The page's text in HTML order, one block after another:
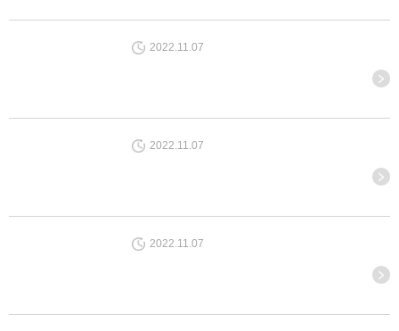
2022.11.07
2022.11.07
2022.11.07